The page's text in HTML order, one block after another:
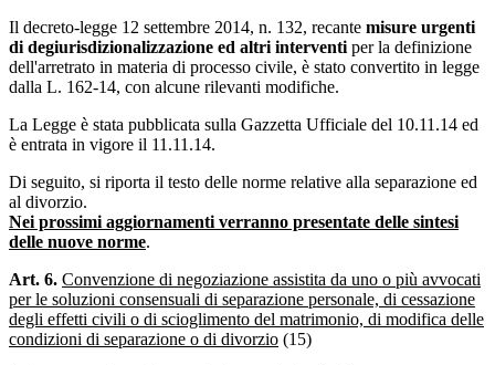
Il decreto-legge 12 settembre 2014, n. 132, recante misure urgenti
di degiurisdizionalizzazione ed altri interventi per la definizione
dell'arretrato in materia di processo civile, è stato convertito in legge
dalla L. 162-14, con alcune rilevanti modifiche.
La Legge è stata pubblicata sulla Gazzetta Ufficiale del 10.11.14 ed
è entrata in vigore il 11.11.14.
Di seguito, si riporta il testo delle norme relative alla separazione ed
al divorzio.
Nei prossimi aggiornamenti verranno presentate delle sintesi
delle nuove norme.
Art. 6. Convenzione di negoziazione assistita da uno o più avvocati
per le soluzioni consensuali di separazione personale, di cessazione
degli effetti civili o di scioglimento del matrimonio, di modifica delle
condizioni di separazione o di divorzio (15)